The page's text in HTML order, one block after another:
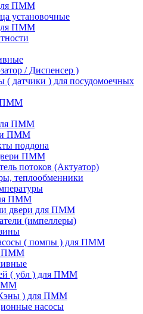
ПММ
установочные
ПММ
/ Диспенсер )
( датчики ) для посудомоечных
ПММ
ПММ
ПММ
поддона
ПММ
потоков (Актуатор)
теплообменники
ПММ
двери для ПММ
(импеллеры)
( помпы ) для ПММ
ПММ
( убл ) для ПММ
) для ПММ
насосы